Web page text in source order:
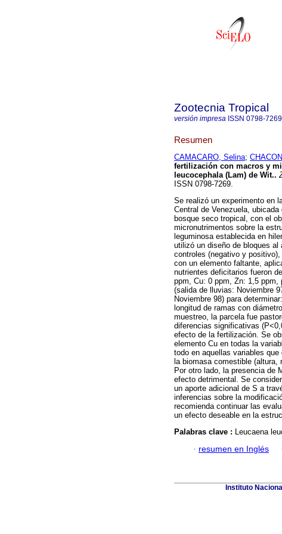
Zootecnia Tropical
versión impresa ISSN 0798-7269
Resumen
CAMACARO, Selina;
fertilización con macros y
leucocephala (Lam) de Wit..
ISSN 0798-7269.
Se realizó un experimento en
Central de Venezuela,
bosque seco tropical, con el
micronutrimentos sobre la
leguminosa establecida en
utilizó un diseño de bloques
controles (negativo y
con un elemento faltante,
nutrientes deficitarios fueron
ppm, Cu: 0 ppm, Zn: 1,5 ppm,
(salida de lluvias: Noviembre
Noviembre 98) para
longitud de ramas con
muestreo, la parcela fue
diferencias significativas
efecto de la fertilización. Se
elemento Cu en todas la
todo en aquellas variables
la biomasa comestible
Por otro lado, la presencia de
efecto detrimental. Se
un aporte adicional de S a
inferencias sobre la
recomienda continuar las
un efecto deseable en la
Palabras clave : Leucaena
· resumen en Inglés ·
Instituto